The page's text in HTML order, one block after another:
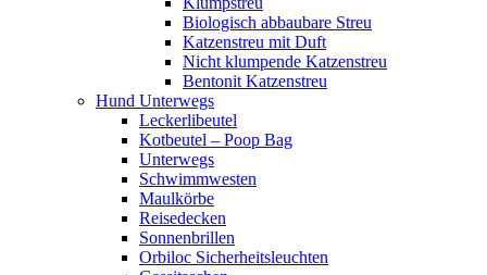
Biologisch abbaubare Streu
Katzenstreu mit Duft
Nicht klumpende Katzenstreu
Bentonit Katzenstreu
Hund Unterwegs
Leckerlibeutel
Kotbeutel – Poop Bag
Unterwegs
Schwimmwesten
Maulkörbe
Reisedecken
Sonnenbrillen
Orbiloc Sicherheitsleuchten